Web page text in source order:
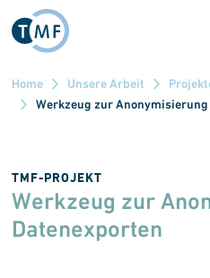
Direkt zum Inhalt
Home Unsere Arbeit
Werkzeug zur
TMF-PROJEKT
Werkzeug zur
Datenexporten